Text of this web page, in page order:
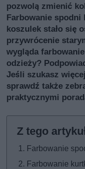
pozwolą zmienić
Farbowanie
koszulek stało się
przywrócenie
wygląda
odzieży?
Jeśli szukasz
sprawdź także
praktycznymi
Farbowanie
Farbowanie